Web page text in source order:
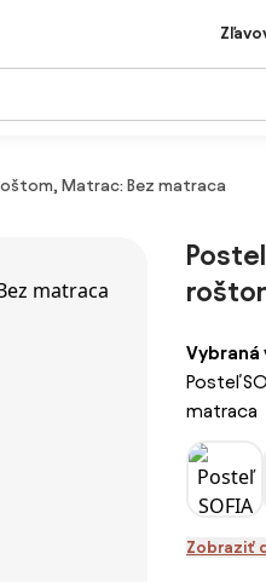
Matrac: Bez matraca
Vybraná
Posteľ
matraca
Zobraziť